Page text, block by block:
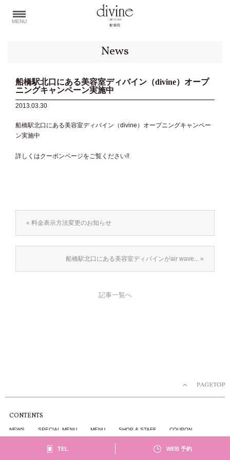
MENU
News
船橋駅北口にある美容室ディバイン（divine）オープ
ニングキャンペーン実施中
2013.03.30
船橋駅北口にある美容室ディバイン（divine）オープニングキャンペー
ン実施中
詳しくはクーポンページをご覧ください!!
« 料金表示方法変更のお知らせ
船橋駅北口にある美容室ディバインがair wave... »
記事一覧へ
CONTENTS
NEWS SPECIAL MENU MENU SHOP & STAFF COUPON
TEL WEB 予約